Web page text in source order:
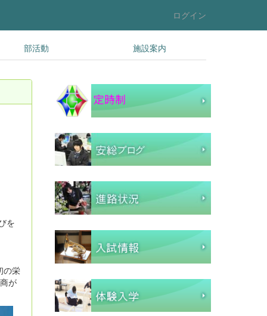
ログイン
部活動 施設案内
を
の栄
が